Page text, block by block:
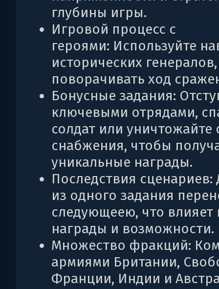
глубины игры.
Игровой процесс с
героями: Используйте
исторических
поворачивать ход
Бонусные задания:
ключевыми отрядами,
солдат или уничтожайте
снабжения, чтобы
уникальные награды.
Последствия сценариев:
из одного задания
следующеею, что влияет
награды и возможности.
Множество фракций:
армиями Британии,
Франции, Индии и